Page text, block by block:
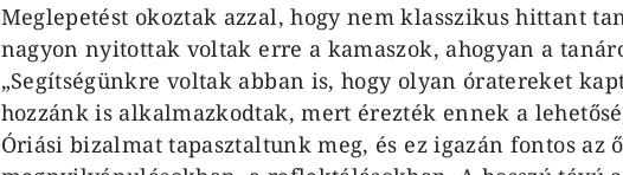
Meglepetést okoztak azzal, hogy nem klasszikus hittant
nagyon nyitottak voltak erre a kamaszok, ahogyan a
„Segítségünkre voltak abban is, hogy olyan óratereket
hozzánk is alkalmazkodtak, mert érezték ennek a
Óriási bizalmat tapasztaltunk meg, és ez igazán fontos az